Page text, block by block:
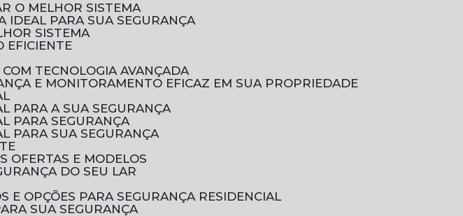
O MELHOR SISTEMA
IDEAL PARA SUA SEGURANÇA
SISTEMA
EFICIENTE
TECNOLOGIA AVANÇADA
E MONITORAMENTO EFICAZ EM SUA PROPRIEDADE
PARA A SUA SEGURANÇA
PARA SEGURANÇA
PARA SUA SEGURANÇA
OFERTAS E MODELOS
DO SEU LAR
E OPÇÕES PARA SEGURANÇA RESIDENCIAL
SUA SEGURANÇA